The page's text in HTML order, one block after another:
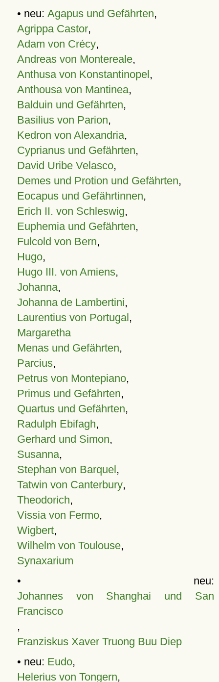
• neu: Agapus und Gefährten,
Agrippa Castor,
Adam von Crécy,
Andreas von Montereale,
Anthusa von Konstantinopel,
Anthousa von Mantinea,
Balduin und Gefährten,
Basilius von Parion,
Kedron von Alexandria,
Cyprianus und Gefährten,
David Uribe Velasco,
Demes und Protion und Gefährten,
Eocapus und Gefährtinnen,
Erich II. von Schleswig,
Euphemia und Gefährten,
Fulcold von Bern,
Hugo,
Hugo III. von Amiens,
Johanna,
Johanna de Lambertini,
Laurentius von Portugal,
Margaretha
Menas und Gefährten,
Parcius,
Petrus von Montepiano,
Primus und Gefährten,
Quartus und Gefährten,
Radulph Ebifagh,
Gerhard und Simon,
Susanna,
Stephan von Barquel,
Tatwin von Canterbury,
Theodorich,
Vissia von Fermo,
Wigbert,
Wilhelm von Toulouse,
Synaxarium
• neu:
Johannes von Shanghai und San
Francisco
,
Franziskus Xaver Truong Buu Diep
• neu: Eudo,
Helerius von Tongern,